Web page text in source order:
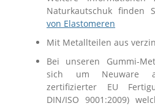
Naturkautschuk finden
von Elastomeren
Mit Metallteilen aus
Bei unseren Gummi-
sich um Neuware
zertifizierter EU
DIN/ISO 9001:2009)